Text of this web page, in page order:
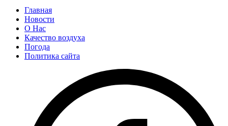
Главная
Новости
О Нас
Качество воздуха
Погода
Политика сайта